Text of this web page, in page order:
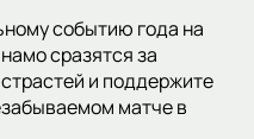
событию года на
сразятся за
и поддержите
матче в